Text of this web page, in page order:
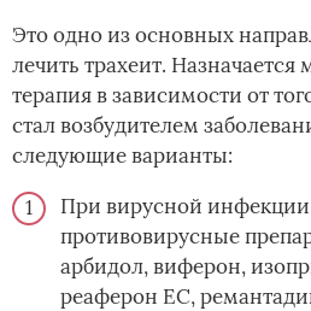
Это одно из основных
лечить трахеит.
терапия в зависимости от
стал возбудителем
следующие варианты:
При вирусной
противовирусные
арбидол, виферон,
реаферон ЕС,